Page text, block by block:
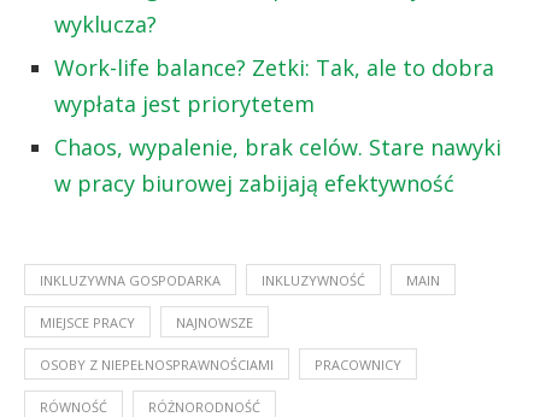
wyklucza?
Work-life balance? Zetki: Tak, ale to dobra
wypłata jest priorytetem
Chaos, wypalenie, brak celów. Stare nawyki
w pracy biurowej zabijają efektywność
INKLUZYWNA GOSPODARKA INKLUZYWNOŚĆ MAIN
MIEJSCE PRACY NAJNOWSZE
OSOBY Z NIEPEŁNOSPRAWNOŚCIAMI PRACOWNICY
RÓWNOŚĆ RÓŻNORODNOŚĆ